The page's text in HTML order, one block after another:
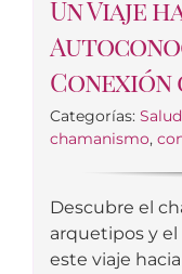
Un Viaje
Categorías:
chamanismo,
Descubre el
arquetipos y
este viaje